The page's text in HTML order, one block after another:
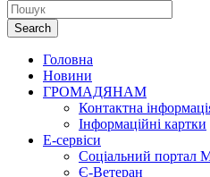
Search
Головна
Новини
ГРОМАДЯНАМ
Контактна
Інформаційні картки
Е-сервіси
Соціальний портал
Є-Ветеран